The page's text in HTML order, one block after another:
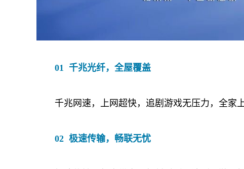
01 千兆光纤，全屋覆盖
千兆网速，上网超快，追剧游戏无压力，全家
02 极速传输，畅联无忧